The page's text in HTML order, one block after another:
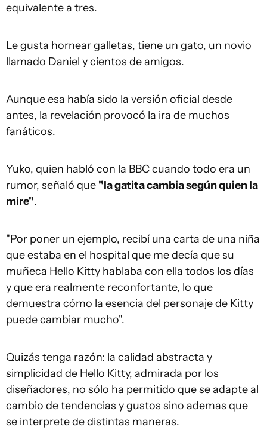
equivalente a tres.
Le gusta hornear galletas, tiene un gato, un novio
llamado Daniel y cientos de amigos.
Aunque esa había sido la versión oficial desde
antes, la revelación provocó la ira de muchos
fanáticos.
Yuko, quien habló con la BBC cuando todo era un
rumor, señaló que "la gatita cambia según quien la
mire".
"Por poner un ejemplo, recibí una carta de una niña
que estaba en el hospital que me decía que su
muñeca Hello Kitty hablaba con ella todos los días
y que era realmente reconfortante, lo que
demuestra cómo la esencia del personaje de Kitty
puede cambiar mucho".
Quizás tenga razón: la calidad abstracta y
simplicidad de Hello Kitty, admirada por los
diseñadores, no sólo ha permitido que se adapte al
cambio de tendencias y gustos sino ademas que
se interprete de distintas maneras.